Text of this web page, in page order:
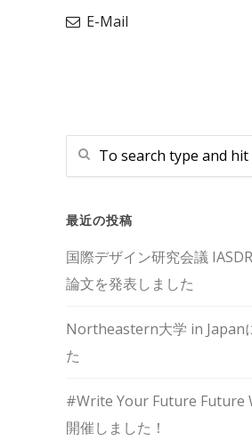
E-Mail
最近の投稿
国際デザイン研究会議
論文を発表しました
Northeastern大学 in Japan
た
#Write Your Future Future
開催しました！